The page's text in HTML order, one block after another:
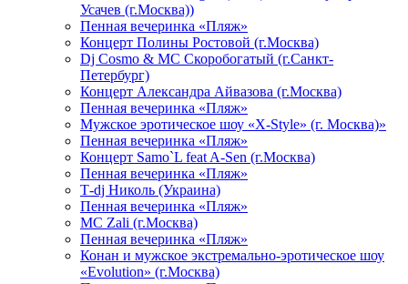
Усачев (г.Москва))
Пенная вечеринка «Пляж»
Концерт Полины Ростовой (г.Москва)
Dj Cosmo & МС Скоробогатый (г.Санкт-
Петербург)
Концерт Александра Айвазова (г.Москва)
Пенная вечеринка «Пляж»
Мужское эротическое шоу «X-Style» (г. Москва)»
Пенная вечеринка «Пляж»
Концерт Samo`L feat A-Sen (г.Москва)
Пенная вечеринка «Пляж»
Т-dj Николь (Украина)
Пенная вечеринка «Пляж»
МС Zali (г.Москва)
Пенная вечеринка «Пляж»
Конан и мужское экстремально-эротическое шоу
«Evolution» (г.Москва)